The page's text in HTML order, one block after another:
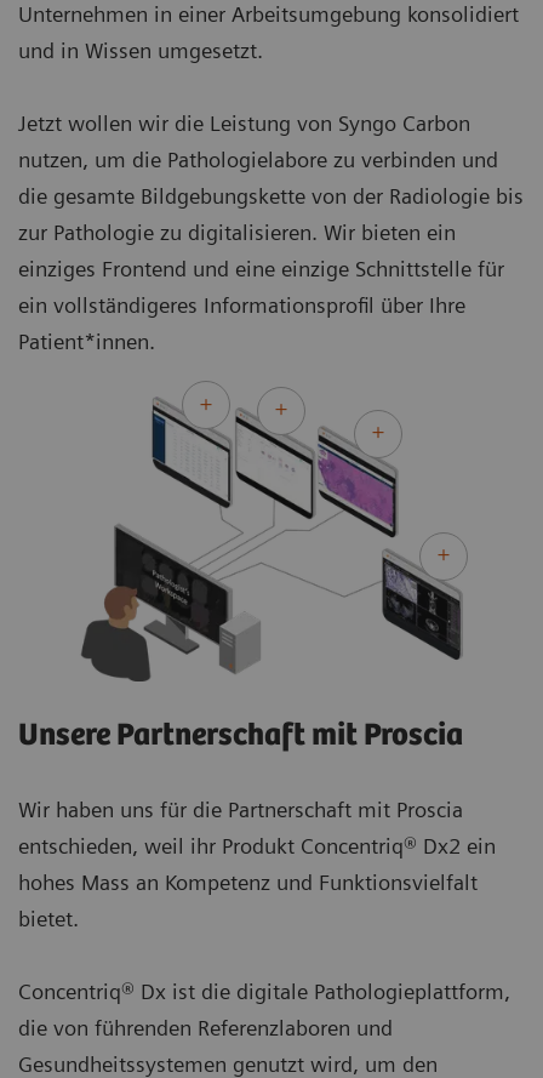
Unternehmen in einer Arbeitsumgebung konsolidiert
und in Wissen umgesetzt.
Jetzt wollen wir die Leistung von Syngo Carbon
nutzen, um die Pathologielabore zu verbinden und
die gesamte Bildgebungskette von der Radiologie bis
zur Pathologie zu digitalisieren. Wir bieten ein
einziges Frontend und eine einzige Schnittstelle für
ein vollständigeres Informationsprofil über Ihre
Patient*innen.
Unsere Partnerschaft mit Proscia
Wir haben uns für die Partnerschaft mit Proscia
entschieden, weil ihr Produkt Concentriq® Dx2 ein
hohes Mass an Kompetenz und Funktionsvielfalt
bietet.
Concentriq® Dx ist die digitale Pathologieplattform,
die von führenden Referenzlaboren und
Gesundheitssystemen genutzt wird, um den